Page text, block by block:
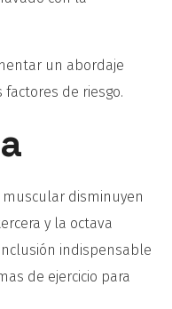
un abordaje
de riesgo.
disminuyen
y la octava
indispensable
de ejercicio para